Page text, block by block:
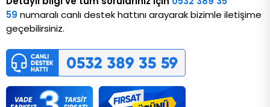
59 numaralı canlı destek hattını arayarak bizimle iletişime
geçebilirsiniz.